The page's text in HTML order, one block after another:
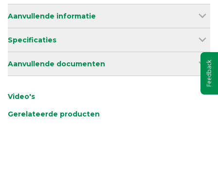
Aanvullende informatie
Specificaties
Aanvullende documenten
Video's
Gerelateerde producten
Feedback